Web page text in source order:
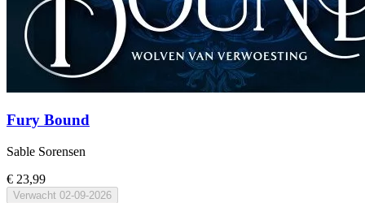
Fury Bound
Sable Sorensen
€ 23,99
Verwacht 02-09-2026